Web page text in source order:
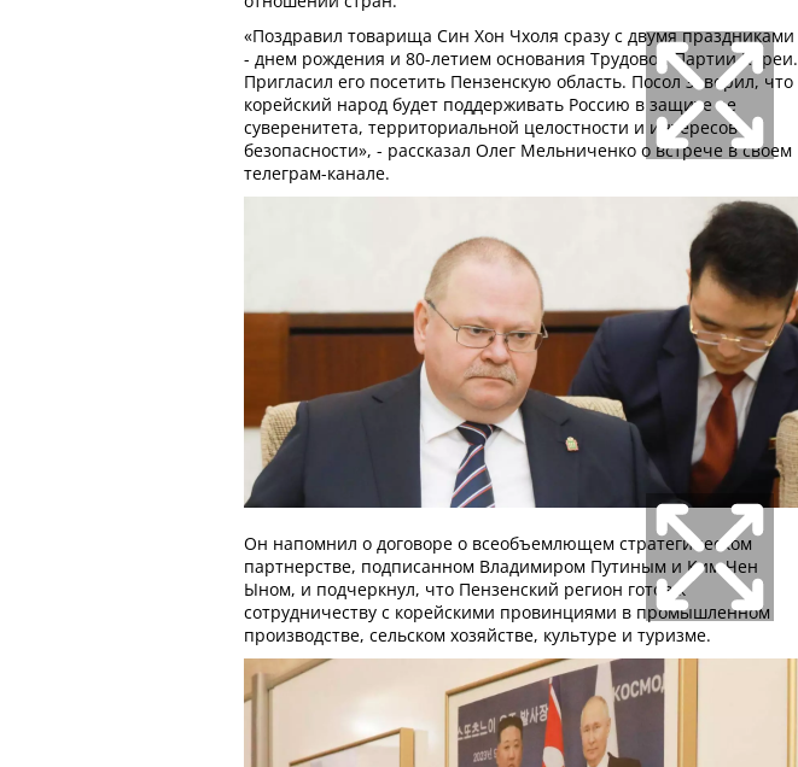
«Поздравил товарища Син Хон Чхоля сразу с двумя праздниками
- днем рождения и 80-летием основания Трудовой Партии Кореи.
Пригласил его посетить Пензенскую область. Посол заверил, что
корейский народ будет поддерживать Россию в защите ее
суверенитета, территориальной целостности и интересов
безопасности», - рассказал Олег Мельниченко о встрече в своем
телеграм-канале.
Он напомнил о договоре о всеобъемлющем стратегическом
партнерстве, подписанном Владимиром Путиным и Ким Чен
Ыном, и подчеркнул, что Пензенский регион готов к
сотрудничеству с корейскими провинциями в промышленном
производстве, сельском хозяйстве, культуре и туризме.